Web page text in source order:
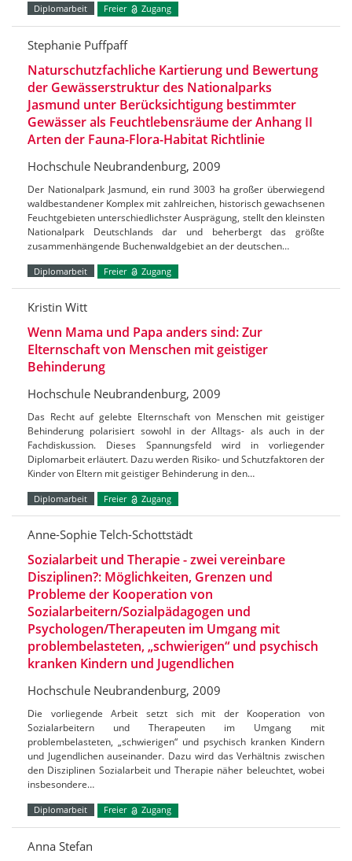
Diplomarbeit Freier Zugang
Stephanie Puffpaff
Naturschutzfachliche Kartierung und Bewertung
der Gewässerstruktur des Nationalparks
Jasmund unter Berücksichtigung bestimmter
Gewässer als Feuchtlebensräume der Anhang II
Arten der Fauna-Flora-Habitat Richtlinie
Hochschule Neubrandenburg, 2009
Der Nationalpark Jasmund, ein rund 3003 ha großer überwiegend
waldbestandener Komplex mit zahlreichen, historisch gewachsenen
Feuchtgebieten unterschiedlichster Ausprägung, stellt den kleinsten
Nationalpark Deutschlands dar und beherbergt das größte
zusammenhängende Buchenwaldgebiet an der deutschen…
Diplomarbeit Freier Zugang
Kristin Witt
Wenn Mama und Papa anders sind: Zur
Elternschaft von Menschen mit geistiger
Behinderung
Hochschule Neubrandenburg, 2009
Das Recht auf gelebte Elternschaft von Menschen mit geistiger
Behinderung polarisiert sowohl in der Alltags- als auch in der
Fachdiskussion. Dieses Spannungsfeld wird in vorliegender
Diplomarbeit erläutert. Dazu werden Risiko- und Schutzfaktoren der
Kinder von Eltern mit geistiger Behinderung in den…
Diplomarbeit Freier Zugang
Anne-Sophie Telch-Schottstädt
Sozialarbeit und Therapie - zwei vereinbare
Disziplinen?: Möglichkeiten, Grenzen und
Probleme der Kooperation von
Sozialarbeitern/Sozialpädagogen und
Psychologen/Therapeuten im Umgang mit
problembelasteten, „schwierigen“ und psychisch
kranken Kindern und Jugendlichen
Hochschule Neubrandenburg, 2009
Die vorliegende Arbeit setzt sich mit der Kooperation von
Sozialarbeitern und Therapeuten im Umgang mit
problembelasteten, „schwierigen“ und psychisch kranken Kindern
und Jugendlichen auseinander. Dazu wird das Verhältnis zwischen
den Disziplinen Sozialarbeit und Therapie näher beleuchtet, wobei
insbesondere…
Diplomarbeit Freier Zugang
Anna Stefan